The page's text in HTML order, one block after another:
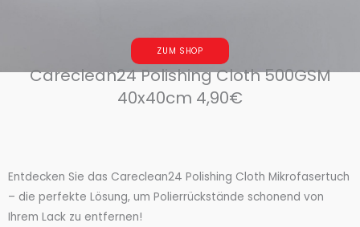
ZUM SHOP
Careclean24 Polishing Cloth 500GSM
40x40cm 4,90€
Entdecken Sie das Careclean24 Polishing Cloth Mikrofasertuch
– die perfekte Lösung, um Polierrückstände schonend von
Ihrem Lack zu entfernen!